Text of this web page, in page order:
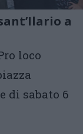
a
loco
di sabato 6